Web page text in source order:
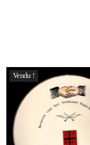
Vendu !